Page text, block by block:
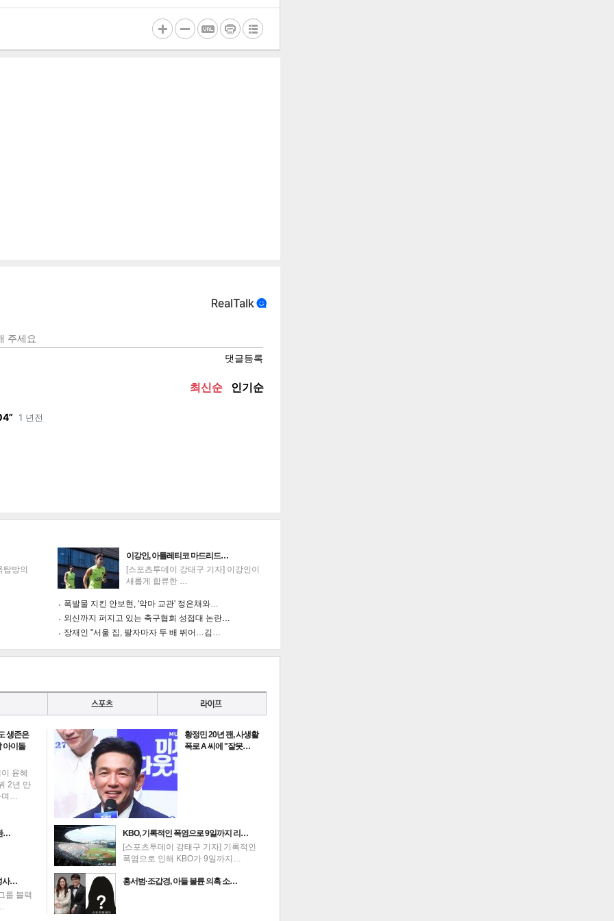
인쇄 목록
탑방의
이강인, 아틀레티코 마드리드…
[스포츠투데이 강태구 기자] 이강인이
새롭게 합류한 …
폭발물 지킨 안보현, '악마 교관' 정은채와…
외신까지 퍼지고 있는 축구협회 성접대 논란…
장재인 "서울 집, 팔자마자 두 배 뛰어…김…
생존은
이돌
윤혜
2년 만
며…
…
사…
룹 블랙
황정민 20년 팬, 사생활
폭로 A 씨에 "잘못…
KBO, 기록적인 폭염으로 9일까지 리…
[스포츠투데이 강태구 기자] 기록적인
폭염으로 인해 KBO가 9일까지…
홍서범·조갑경, 아들 불륜 의혹 소…